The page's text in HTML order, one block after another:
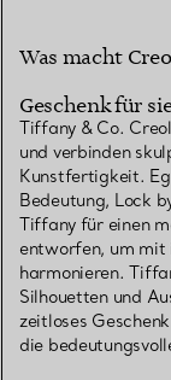
Was macht
Geschenk für
Tiffany & Co.
und verbinden
Kunstfertigkeit.
Bedeutung, Lock
Tiffany für einen
entworfen, um
harmonieren.
Silhouetten und
zeitloses
die